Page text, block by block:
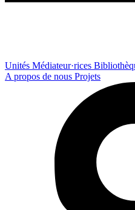
Unités Médiateur·rices
A propos de nous Projets